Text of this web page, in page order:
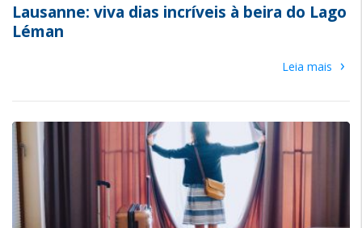
Lausanne: viva dias incríveis à beira do Lago
Léman
Leia mais ›